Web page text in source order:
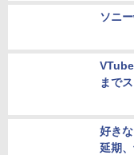
ソニ
まで
好き
延期